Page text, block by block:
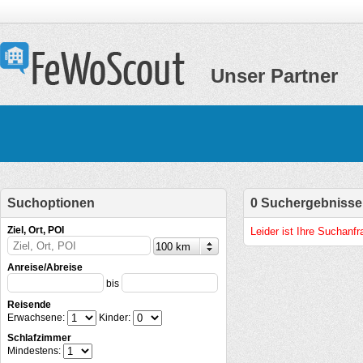
Unser Partner
Suchoptionen
Ziel, Ort, POI
Anreise/Abreise
bis
Reisende
Erwachsene:
Kinder:
Schlafzimmer
Mindestens:
0 Suchergebnisse
Leider ist Ihre